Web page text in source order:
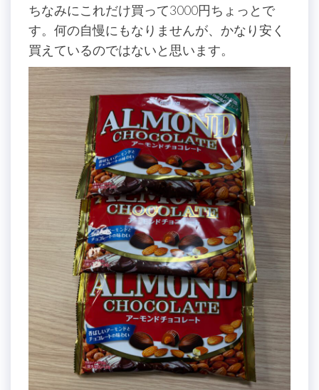
ちなみにこれだけ買って3000円ちょっとで
す。何の自慢にもなりませんが、かなり安く
買えているのではないと思います。